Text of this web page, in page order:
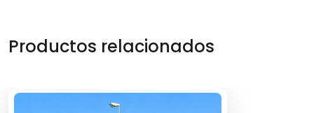
Productos relacionados